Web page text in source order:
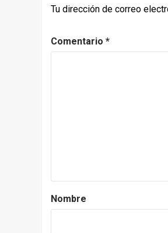
Tu dirección de correo
Comentario *
Nombre